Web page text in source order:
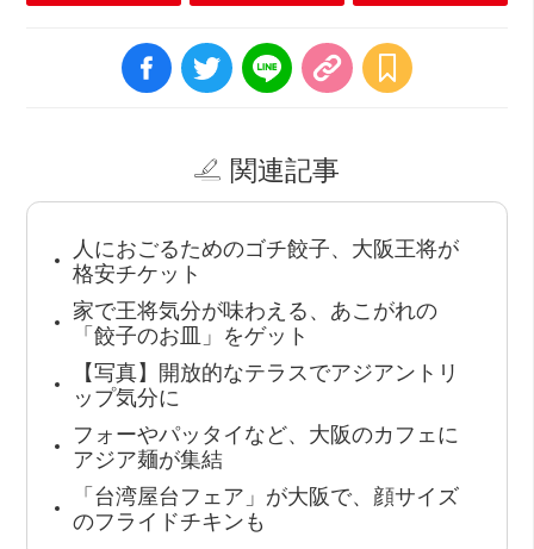
関連記事
人におごるためのゴチ餃子、大阪王将が
格安チケット
家で王将気分が味わえる、あこがれの
「餃子のお皿」をゲット
【写真】開放的なテラスでアジアントリ
ップ気分に
フォーやパッタイなど、大阪のカフェに
アジア麺が集結
「台湾屋台フェア」が大阪で、顔サイズ
のフライドチキンも